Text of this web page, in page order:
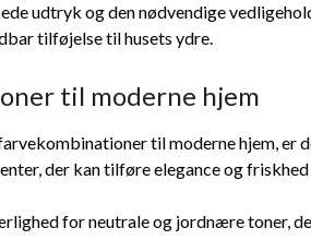
udtryk og den nødvendige
tilføjelse til husets ydre.
til moderne hjem
til moderne hjem, er
der kan tilføre elegance og
for neutrale og jordnære toner,